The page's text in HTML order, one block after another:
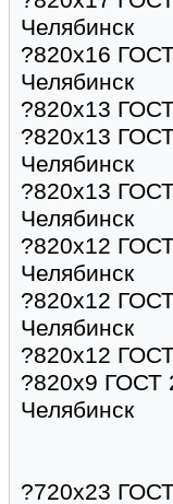
Челябинск
?820х16
Челябинск
?820х13
?820х13
Челябинск
?820х13
Челябинск
?820х12
Челябинск
?820х12
Челябинск
?820х12
?820x9 ГОСТ
Челябинск
?720х23